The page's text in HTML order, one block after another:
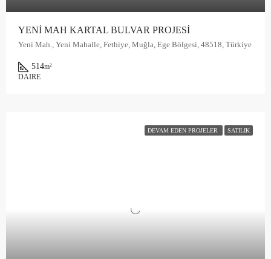
YENİ MAH KARTAL BULVAR PROJESİ
Yeni Mah., Yeni Mahalle, Fethiye, Muğla, Ege Bölgesi, 48518, Türkiye
514m²
DAIRE
DEVAM EDEN PROJELER SATILIK